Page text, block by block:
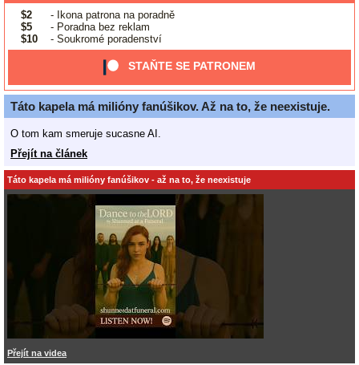
$2
- Ikona patrona na poradně
$5
- Poradna bez reklam
$10
- Soukromé poradenství
STAŇTE SE PATRONEM
Táto kapela má milióny fanúšikov. Až na to, že neexistuje.
O tom kam smeruje sucasne AI.
Přejít na článek
Táto kapela má milióny fanúšikov - až na to, že neexistuje
Přejít na videa